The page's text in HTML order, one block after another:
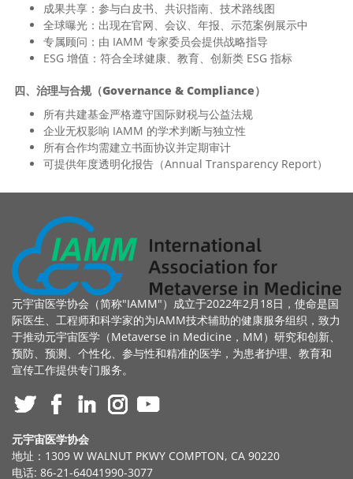
成果共享：参与白皮书、共识指南、技术路线图
全球曝光：出现在官网、会议、年报、示范案例展示中
专属顾问：由 IAMM 专家委员会提供战略指导
ESG 增值：符合全球健康、教育、创新类 ESG 指标
四、治理与合规（Governance & Compliance）
所有共建基金严格遵守国际财税与公益法规
企业无权影响 IAMM 的学术判断与独立性
所有合作均需建立书面协议并定期审计
可提供年度透明化报告（Annual Transparency Report）
元宇宙医学协会（简称"IAMM"）成立于2022年2月18日，使命是国
际医生、工程师和科学家的为IAMM技术辅助的健康服务组织，致力
于推动元宇宙医学（Metaverse in Medicine，MM）研究和创新、
预防、预测、个性化、参与性和精准的医学，为患者护理、教育和
宣传工作提供专门服务。
元宇宙医学协会
地址：1309 W WALNUT PKWY COMPTON, CA 90220
电话: 86-21-64041990-3077